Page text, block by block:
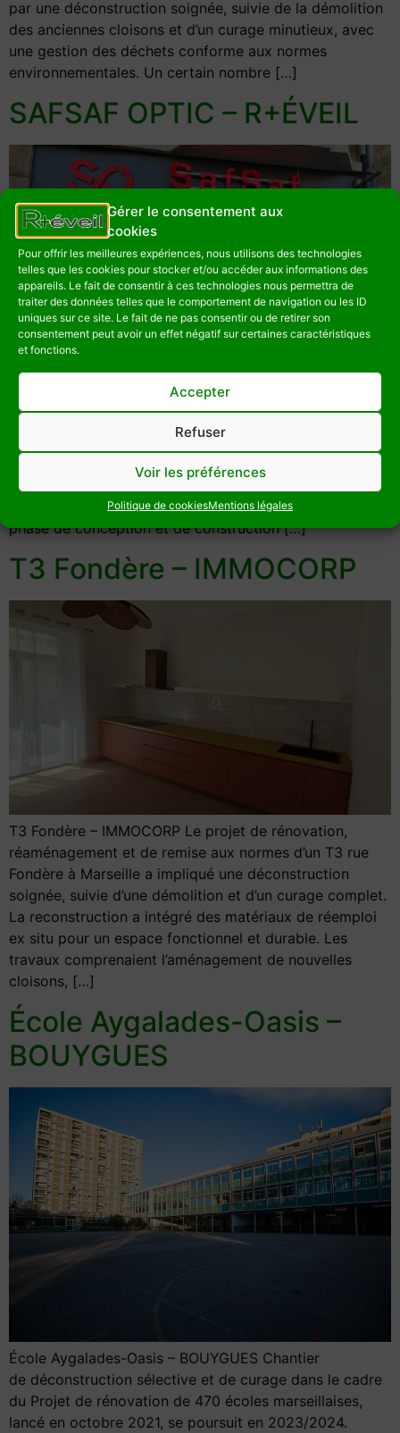
Gérer le consentement aux
cookies
Pour offrir les meilleures expériences, nous utilisons des technologies
telles que les cookies pour stocker et/ou accéder aux informations des
appareils. Le fait de consentir à ces technologies nous permettra de
traiter des données telles que le comportement de navigation ou les ID
uniques sur ce site. Le fait de ne pas consentir ou de retirer son
consentement peut avoir un effet négatif sur certaines caractéristiques
et fonctions.
Accepter
Refuser
Voir les préférences
Politique de cookiesMentions légales
par une déconstruction soignée, suivie de la démolition
des anciennes cloisons et d’un curage minutieux, avec
une gestion des déchets conforme aux normes
environnementales. Un certain nombre […]
SAFSAF OPTIC – R+ÉVEIL
SAFSAF OPTIC – R+ÉVEIL Le chantier de ce magasin
d’optique, situé sur l’avenue de la Corse à Marseille
(13007), a débuté par une déconstruction soignée suivie
d’une démolition et d’un curage complet. L’intégralité
des travaux a inclus une gestion rigoureuse des déchets
afin de respecter les normes environnementales. La
phase de conception et de construction […]
T3 Fondère – IMMOCORP
T3 Fondère – IMMOCORP Le projet de rénovation,
réaménagement et de remise aux normes d’un T3 rue
Fondère à Marseille a impliqué une déconstruction
soignée, suivie d’une démolition et d’un curage complet.
La reconstruction a intégré des matériaux de réemploi
ex situ pour un espace fonctionnel et durable. Les
travaux comprenaient l’aménagement de nouvelles
cloisons, […]
École Aygalades-Oasis –
BOUYGUES
École Aygalades-Oasis – BOUYGUES Chantier
de déconstruction sélective et de curage dans le cadre
du Projet de rénovation de 470 écoles marseillaises,
lancé en octobre 2021, se poursuit en 2023/2024.